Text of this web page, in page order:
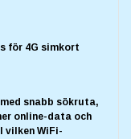
för 4G simkort
snabb sökruta,
online-data och
WiFi-